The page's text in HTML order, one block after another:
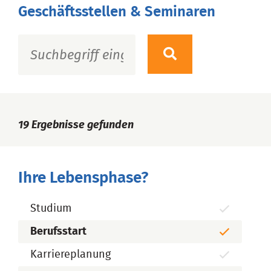
Geschäftsstellen & Seminaren
19 Ergebnisse gefunden
Ihre Lebensphase?
Studium
Berufsstart
Karriereplanung